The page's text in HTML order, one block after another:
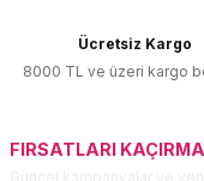
Ürün fiyatı diğer
Bu ürüne benzer
Ücretsiz Kargo
8000 TL ve üzeri kargo
FIRSATLARI